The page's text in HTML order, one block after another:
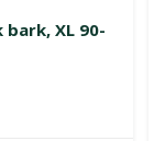
XL 90-